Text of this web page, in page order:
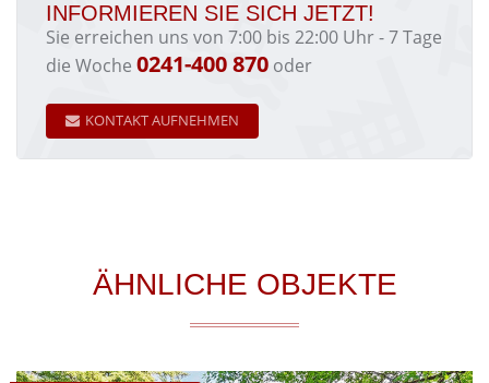
INFORMIEREN SIE SICH JETZT!
Sie erreichen uns von 7:00 bis 22:00 Uhr - 7 Tage
die Woche 0241-400 870 oder
KONTAKT AUFNEHMEN
ÄHNLICHE OBJEKTE